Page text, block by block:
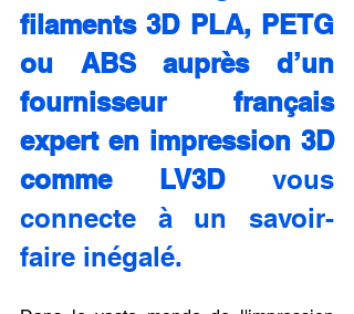
filaments 3D PLA, PETG
ou ABS auprès d’un
fournisseur français
expert en impression 3D
comme LV3D vous
connecte à un savoir-
faire inégalé.